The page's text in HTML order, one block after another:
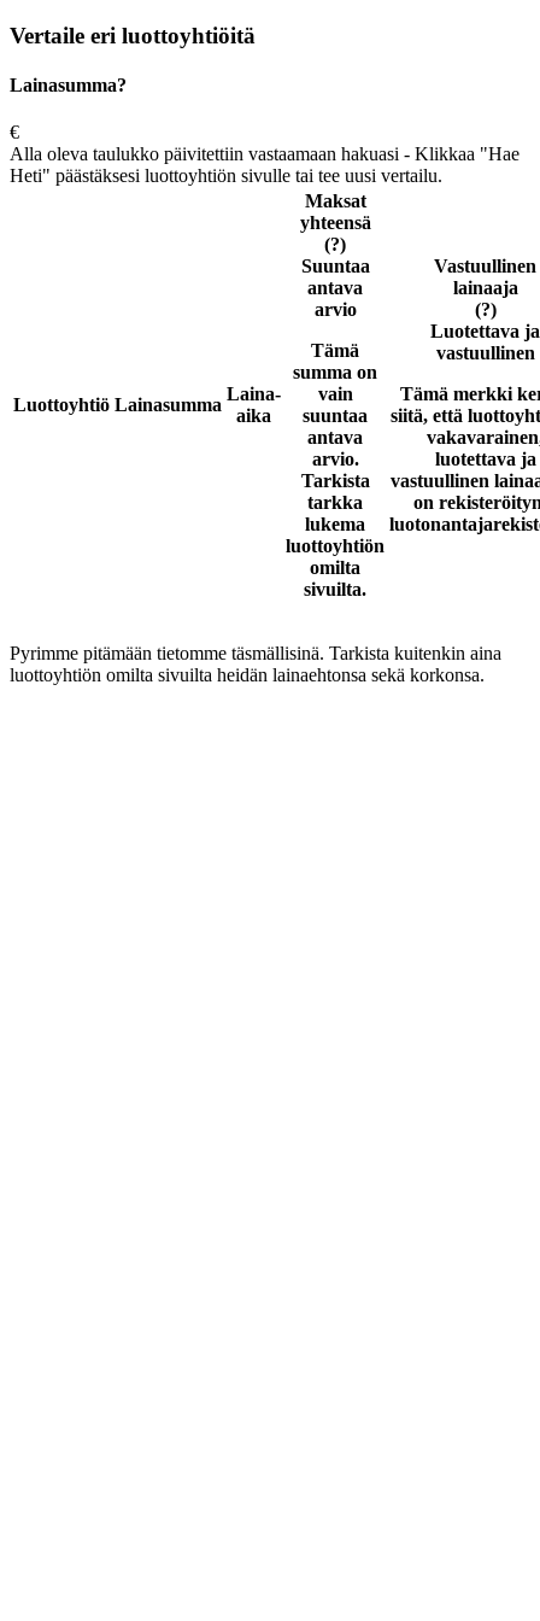
Vertaile eri luottoyhtiöitä
Lainasumma?
€
Alla oleva taulukko päivitettiin vastaamaan hakuasi - Klikkaa "Hae
Heti" päästäksesi luottoyhtiön sivulle tai tee uusi vertailu.
Luottoyhtiö Lainasumma
Laina-
aika
Maksat
yhteensä
(?)
Suuntaa
antava
arvio
Tämä
summa on
vain
suuntaa
antava
arvio.
Tarkista
tarkka
lukema
luottoyhtiön
omilta
sivuilta.
Vastuullinen
lainaaja
(?)
Luotettava ja
vastuullinen
Tämä merkki
siitä, että
luotettava ja
vastuullinen
on
Pyrimme pitämään tietomme täsmällisinä. Tarkista kuitenkin aina
luottoyhtiön omilta sivuilta heidän lainaehtonsa sekä korkonsa.